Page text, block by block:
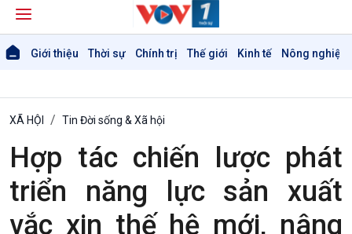
Giới thiệu Thời sự Chính trị Thế giới Kinh tế Nông nghiệp
XÃ HỘI Tin Đời sống & Xã hội
Hợp tác chiến lược phát
triển năng lực sản xuất
vắc xin thế hệ mới, nâng